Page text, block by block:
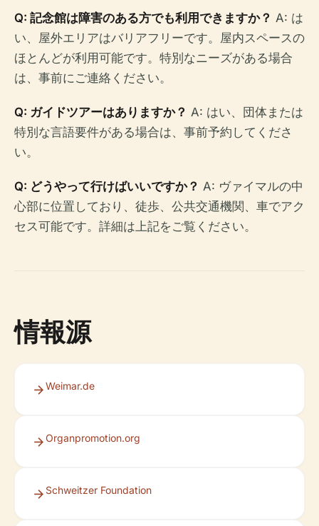
Q: 記念館は障害のある方でも利用できますか？ A: は
い、屋外エリアはバリアフリーです。屋内スペースの
ほとんどが利用可能です。特別なニーズがある場合
は、事前にご連絡ください。
Q: ガイドツアーはありますか？ A: はい、団体または
特別な言語要件がある場合は、事前予約してくださ
い。
Q: どうやって行けばいいですか？ A: ヴァイマルの中
心部に位置しており、徒歩、公共交通機関、車でアク
セス可能です。詳細は上記をご覧ください。
情報源
Weimar.de
Organpromotion.org
Schweitzer Foundation